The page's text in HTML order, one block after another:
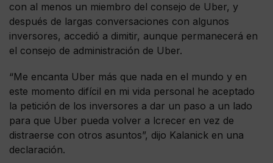
con al menos un miembro del consejo de Uber, y
después de largas conversaciones con algunos
inversores, accedió a dimitir, aunque permanecerá en
el consejo de administración de Uber.
“Me encanta Uber más que nada en el mundo y en
este momento difícil en mi vida personal he aceptado
la petición de los inversores a dar un paso a un lado
para que Uber pueda volver a lcrecer en vez de
distraerse con otros asuntos”, dijo Kalanick en una
declaración.